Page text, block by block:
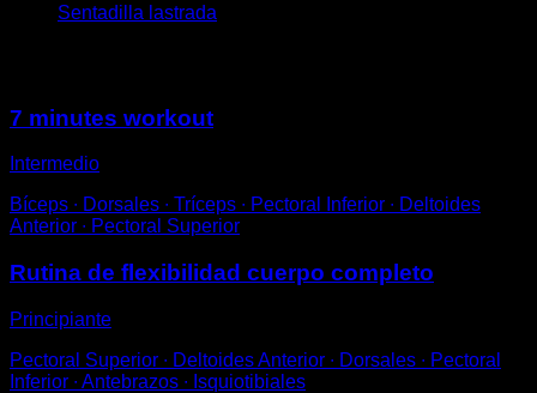
Sentadilla lastrada
7 minutes workout
Intermedio
Bíceps ∙ Dorsales ∙ Tríceps ∙ Pectoral Inferior ∙ Deltoides
Anterior ∙ Pectoral Superior
Rutina de flexibilidad cuerpo completo
Principiante
Pectoral Superior ∙ Deltoides Anterior ∙ Dorsales ∙ Pectoral
Inferior ∙ Antebrazos ∙ Isquiotibiales